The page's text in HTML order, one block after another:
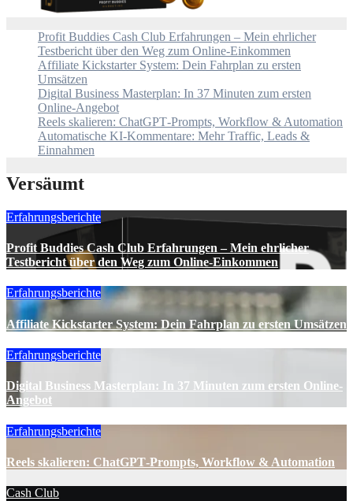
Profit Buddies Cash Club Erfahrungen – Mein ehrlicher
Testbericht über den Weg zum Online-Einkommen
Affiliate Kickstarter System: Dein Fahrplan zu ersten
Umsätzen
Digital Business Masterplan: In 37 Minuten zum ersten
Online-Angebot
Reels skalieren: ChatGPT‑Prompts, Workflow & Automation
Automatische KI‑Kommentare: Mehr Traffic, Leads &
Einnahmen
Versäumt
Erfahrungsberichte
Profit Buddies Cash Club Erfahrungen – Mein ehrlicher
Testbericht über den Weg zum Online-Einkommen
Erfahrungsberichte
Affiliate Kickstarter System: Dein Fahrplan zu ersten Umsätzen
Erfahrungsberichte
Digital Business Masterplan: In 37 Minuten zum ersten Online-
Angebot
Erfahrungsberichte
Reels skalieren: ChatGPT‑Prompts, Workflow & Automation
Cash Club